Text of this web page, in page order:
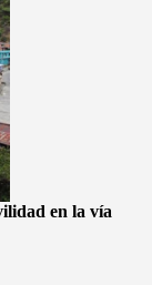
en la vía